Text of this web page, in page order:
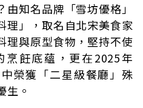
知名品牌「雪坊優格」
理」，取名自北宋美食家
理與原型食物，堅持不使
飪底蘊，更在2025年
榮獲「二星級餐廳」殊
生。